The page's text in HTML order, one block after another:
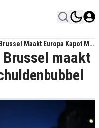
Maakt Europa Kapot Met
Brussel maakt